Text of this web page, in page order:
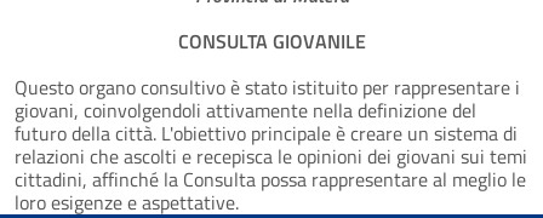
CONSULTA GIOVANILE
Questo organo consultivo è stato istituito per rappresentare i
giovani, coinvolgendoli attivamente nella definizione del
futuro della città. L'obiettivo principale è creare un sistema di
relazioni che ascolti e recepisca le opinioni dei giovani sui temi
cittadini, affinché la Consulta possa rappresentare al meglio le
loro esigenze e aspettative.